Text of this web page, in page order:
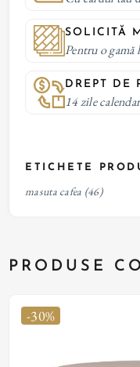
SOLICITĂ
Pentru o gamă
DREPT DE
14 zile
ETICHETE
masuta cafea (46)
PRODUSE
-30%